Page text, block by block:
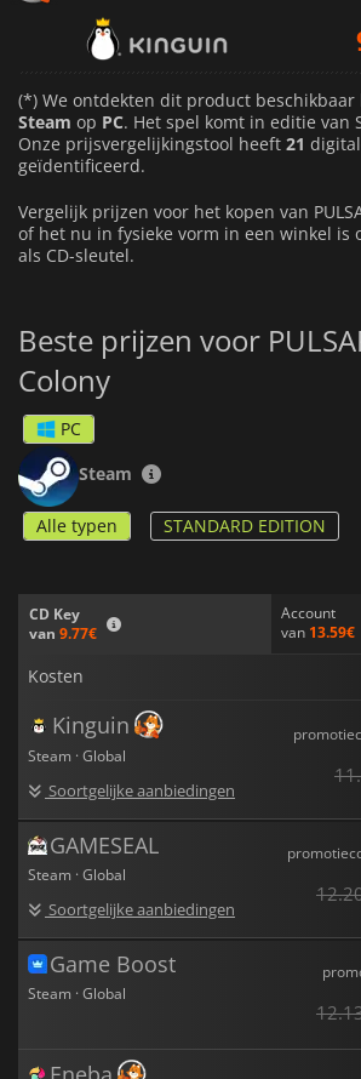
(*) We ontdekten dit product beschikbaar
Steam op PC. Het spel komt in editie van
Onze prijsvergelijkingstool heeft 21
geïdentificeerd.
Vergelijk prijzen voor het kopen van
of het nu in fysieke vorm in een winkel is
als CD-sleutel.
Beste prijzen voor
Colony
PC
Steam
Alle typen STANDARD EDITION
CD Key
van 9.77€
Account
van 13.59€
Kosten
Kinguin
Steam · Global
Soortgelijke aanbiedingen
GAMESEAL
Steam · Global
Soortgelijke aanbiedingen
Game Boost
Steam · Global